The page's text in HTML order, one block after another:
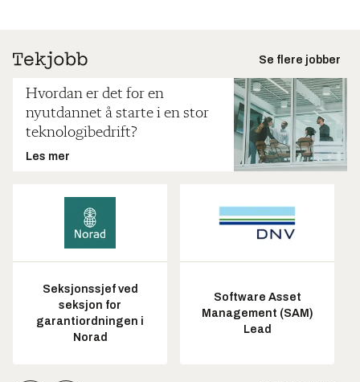
Se flere jobber
Hvordan er det for en
nyutdannet å starte i en stor
teknologibedrift?
Les mer
Seksjonssjef ved
seksjon for
garantiordningen i
Norad
Software Asset
Management (SAM)
Lead